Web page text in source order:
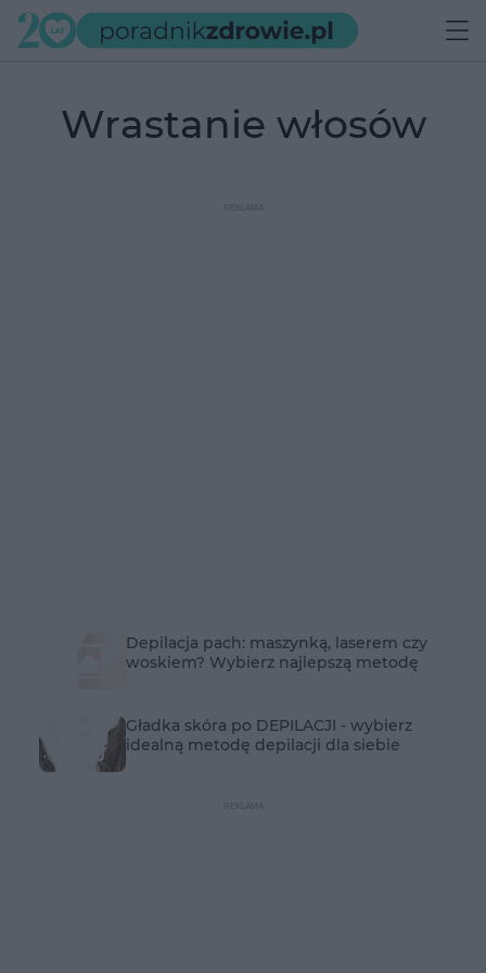
wrastanie włosów
Depilacja pach: maszynką, laserem czy
woskiem? Wybierz najlepszą metodę
Gładka skóra po DEPILACJI - wybierz
idealną metodę depilacji dla siebie